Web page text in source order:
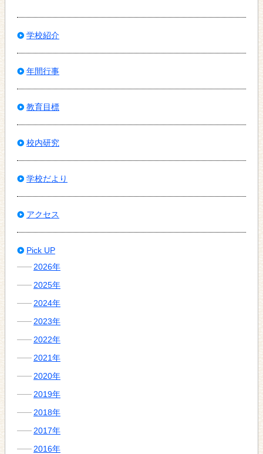
学校紹介
年間行事
教育目標
校内研究
学校だより
アクセス
Pick UP
2026年
2025年
2024年
2023年
2022年
2021年
2020年
2019年
2018年
2017年
2016年